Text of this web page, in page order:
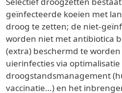
geïnfecteerde koeien met
droog te zetten; de niet-
worden niet met antibiotica
(extra) beschermd te
uierinfecties via
droogstandsmanagement
vaccinatie…) en het